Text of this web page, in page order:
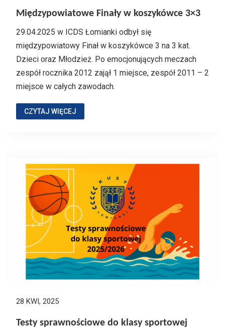
Międzypowiatowe Finały w koszykówce 3×3
29.04.2025 w ICDS Łomianki odbył się
międzypowiatowy Finał w koszykówce 3 na 3 kat.
Dzieci oraz Młodzież. Po emocjonujących meczach
zespół rocznika 2012 zajął 1 miejsce, zespół 2011 – 2
miejsce w całych zawodach.
CZYTAJ WIĘCEJ
28 KWI, 2025
Testy sprawnościowe do klasy sportowej